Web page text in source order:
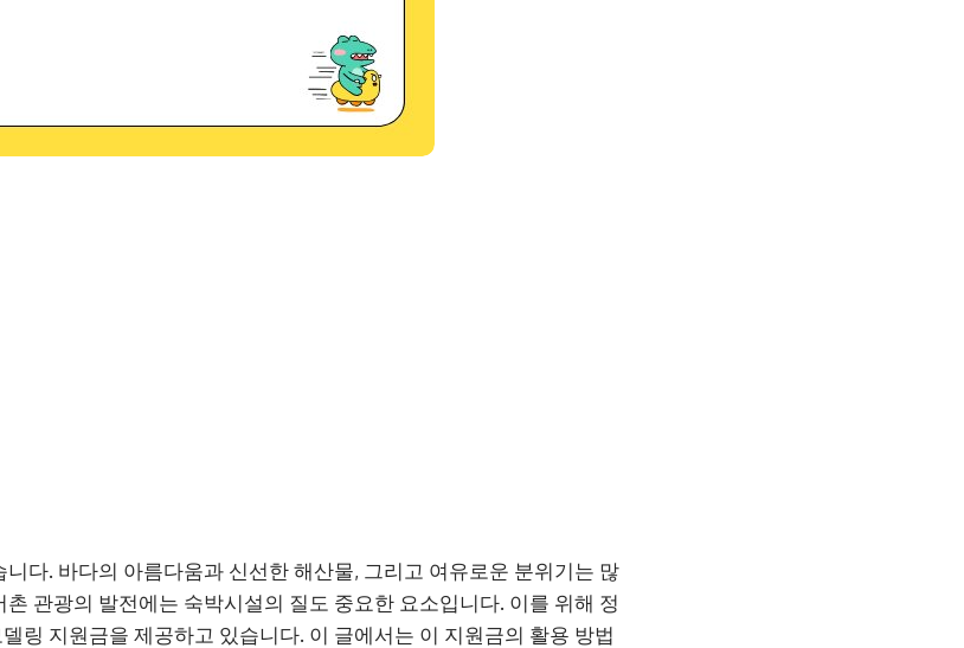
다. 바다의 아름다움과 신선한 해산물, 그리고 여유로운 분위기는 많
관광의 발전에는 숙박시설의 질도 중요한 요소입니다. 이를 위해 정
링 지원금을 제공하고 있습니다. 이 글에서는 이 지원금의 활용 방법